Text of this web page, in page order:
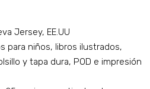
Jersey, EE.UU
para niños, libros ilustrados,
y tapa dura, POD e impresión